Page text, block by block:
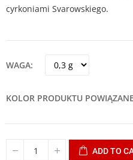
cyrkoniami Svarowskiego.
WAGA
KOLOR PRODUKTU
ADD TO